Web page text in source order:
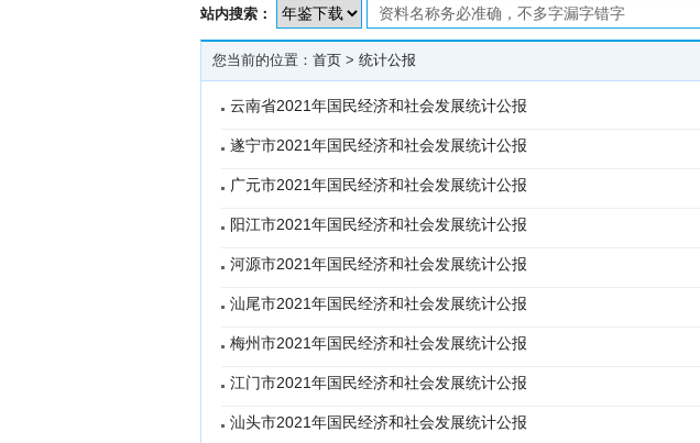
站内搜索：
您当前的位置： 首页 > 统计公报
云南省2021年国民经济和社会发展统计公报
遂宁市2021年国民经济和社会发展统计公报
广元市2021年国民经济和社会发展统计公报
阳江市2021年国民经济和社会发展统计公报
河源市2021年国民经济和社会发展统计公报
汕尾市2021年国民经济和社会发展统计公报
梅州市2021年国民经济和社会发展统计公报
江门市2021年国民经济和社会发展统计公报
汕头市2021年国民经济和社会发展统计公报